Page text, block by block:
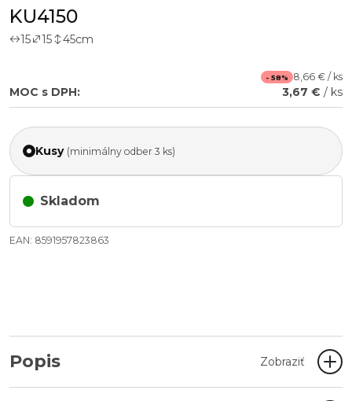
KU4150
15 15 45cm
- 58% 8,66 € / ks
MOC s DPH: 3,67 € / ks
Kusy (minimálny odber 3 ks)
Skladom
EAN: 8591957823863
Popis Zobraziť